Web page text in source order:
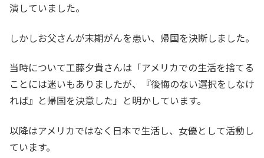
演していました。
しかしお父さんが末期がんを患い、帰国を決断しました。
当時について工藤夕貴さんは「アメリカでの生活を捨てる
ことには迷いもありましたが、『後悔のない選択をしなけ
れば』と帰国を決意した」と明かしています。
以降はアメリカではなく日本で生活し、女優として活動し
ています。